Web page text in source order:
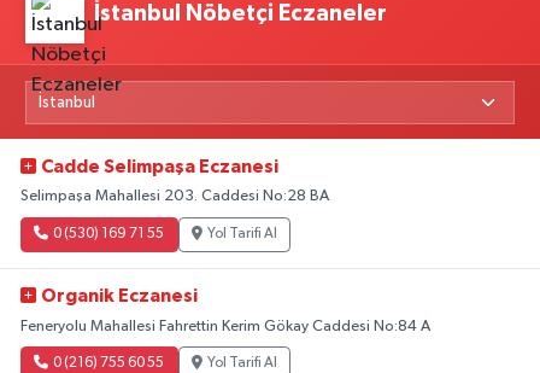
İstanbul Nöbetçi Eczaneler
Cadde Selimpaşa Eczanesi
Selimpaşa Mahallesi 203. Caddesi No:28 BA
0 (530) 169 71 55 Yol Tarifi Al
Organik Eczanesi
Feneryolu Mahallesi Fahrettin Kerim Gökay Caddesi No:84 A
0 (216) 755 60 55 Yol Tarifi Al